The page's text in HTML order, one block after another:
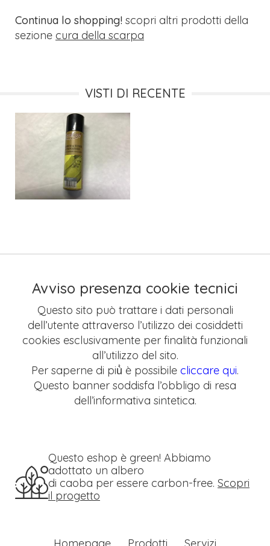
Continua lo shopping! scopri altri prodotti della
sezione cura della scarpa
VISTI DI RECENTE
Avviso presenza cookie tecnici
Questo sito può trattare i dati personali
dell’utente attraverso l’utilizzo dei cosiddetti
cookies esclusivamente per finalità funzionali
all’utilizzo del sito.
Per saperne di più̀ è possibile cliccare qui.
Questo banner soddisfa l’obbligo di resa
dell’informativa sintetica.
Questo eshop è green! Abbiamo
adottato un albero
di caoba per essere carbon-free. Scopri
il progetto
Homepage Prodotti Servizi